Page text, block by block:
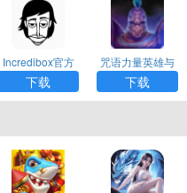
Incredibox官方
正版免费下载
下载
咒语力量英雄与
魔法汉化版下载
最新版
下载